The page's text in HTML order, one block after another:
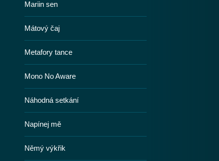
Mariin sen
Mátový čaj
Metafory tance
Mono No Aware
Náhodná setkání
Napínej mě
Němý výkřik